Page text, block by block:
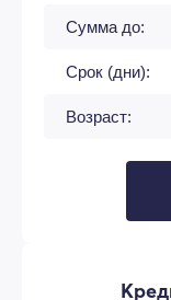
Сумма до:
Срок (дни):
Возраст: